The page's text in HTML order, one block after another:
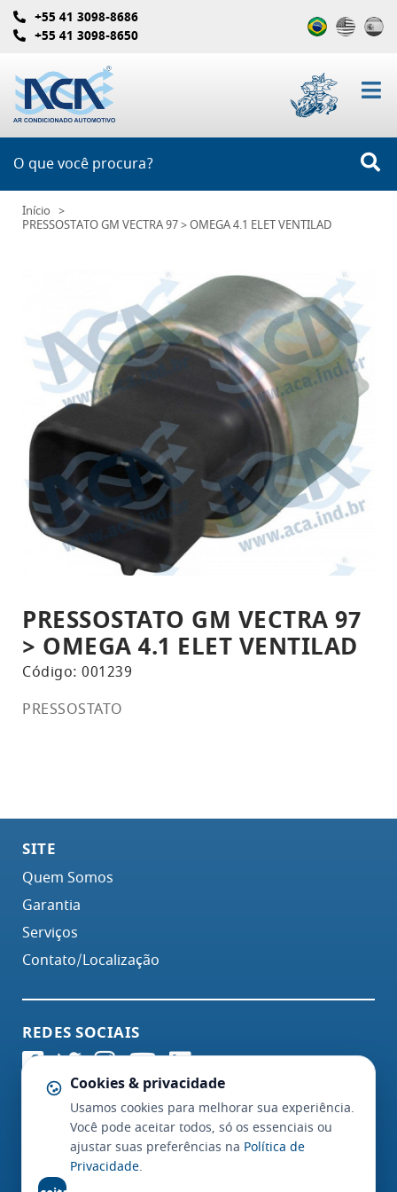
+55 41 3098-8686
+55 41 3098-8650
Início
PRESSOSTATO GM VECTRA 97 > OMEGA 4.1 ELET VENTILAD
PRESSOSTATO GM VECTRA 97
> OMEGA 4.1 ELET VENTILAD
Código: 001239
PRESSOSTATO
SITE
Quem Somos
Garantia
Serviços
Contato/Localização
REDES SOCIAIS
Cookies & privacidade
Usamos cookies para melhorar sua experiência.
Você pode aceitar todos, só os essenciais ou
ajustar suas preferências na Política de
Privacidade.